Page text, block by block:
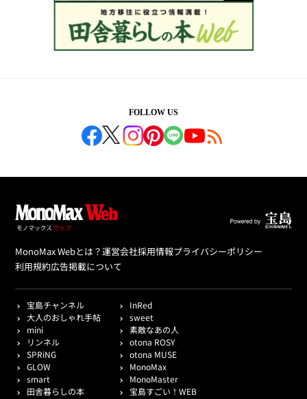
FOLLOW US
MonoMax Webとは？運営会社採用情報プライバシーポリシー
利用規約広告掲載について
宝島チャンネル
InRed
大人のおしゃれ手帖
sweet
mini
素敵なあの人
リンネル
otona ROSY
SPRiNG
otona MUSE
GLOW
MonoMax
smart
MonoMaster
田舎暮らしの本
宝島すごい！WEB